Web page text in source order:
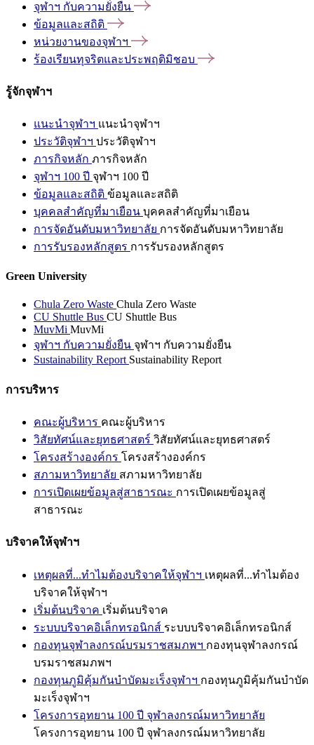
จุฬาฯ กับความยั่งยืน
ข้อมูลและสถิติ
หน่วยงานของจุฬาฯ
ร้องเรียนทุจริตและประพฤติมิชอบ
รู้จักจุฬาฯ
แนะนำจุฬาฯ แนะนำจุฬาฯ
ประวัติจุฬาฯ ประวัติจุฬาฯ
ภารกิจหลัก ภารกิจหลัก
จุฬาฯ 100 ปี จุฬาฯ 100 ปี
ข้อมูลและสถิติ ข้อมูลและสถิติ
บุคคลสำคัญที่มาเยือน บุคคลสำคัญที่มาเยือน
การจัดอันดับมหาวิทยาลัย การจัดอันดับมหาวิทยาลัย
การรับรองหลักสูตร การรับรองหลักสูตร
Green University
Chula Zero Waste Chula Zero Waste
CU Shuttle Bus CU Shuttle Bus
MuvMi MuvMi
จุฬาฯ กับความยั่งยืน จุฬาฯ กับความยั่งยืน
Sustainability Report Sustainability Report
การบริหาร
คณะผู้บริหาร คณะผู้บริหาร
วิสัยทัศน์และยุทธศาสตร์ วิสัยทัศน์และยุทธศาสตร์
โครงสร้างองค์กร โครงสร้างองค์กร
สภามหาวิทยาลัย สภามหาวิทยาลัย
การเปิดเผยข้อมูลสู่สาธารณะ การเปิดเผยข้อมูลสู่
สาธารณะ
บริจาคให้จุฬาฯ
เหตุผลที่...ทำไมต้องบริจาคให้จุฬาฯ เหตุผลที่...ทำไมต้อง
บริจาคให้จุฬาฯ
เริ่มต้นบริจาค เริ่มต้นบริจาค
ระบบบริจาคอิเล็กทรอนิกส์ ระบบบริจาคอิเล็กทรอนิกส์
กองทุนจุฬาลงกรณ์บรมราชสมภพฯ กองทุนจุฬาลงกรณ์
บรมราชสมภพฯ
กองทุนภูมิคุ้มกันบำบัดมะเร็งจุฬาฯ กองทุนภูมิคุ้มกันบำบัด
มะเร็งจุฬาฯ
โครงการอุทยาน 100 ปี จุฬาลงกรณ์มหาวิทยาลัย
โครงการอุทยาน 100 ปี จุฬาลงกรณ์มหาวิทยาลัย